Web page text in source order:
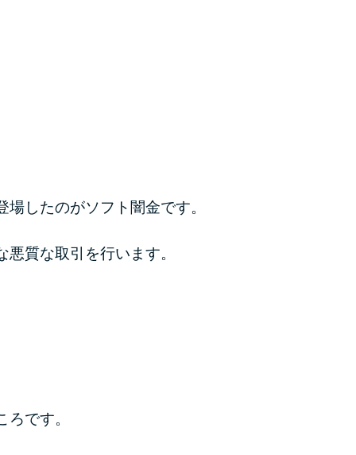
したのがソフト闇金です。
質な取引を行います。
です。